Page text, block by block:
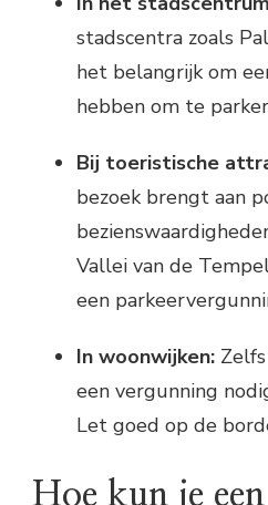
stadscentra zoals
het belangrijk om
hebben om te
Bij toeristische
bezoek brengt aan
Vallei van de
een
In woonwijken:
een vergunning
Let goed op de
Hoe kun je een